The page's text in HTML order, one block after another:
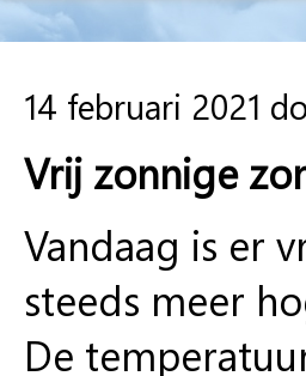
14 februari 2021
Vrij zonnige
Vandaag is er
steeds meer
De